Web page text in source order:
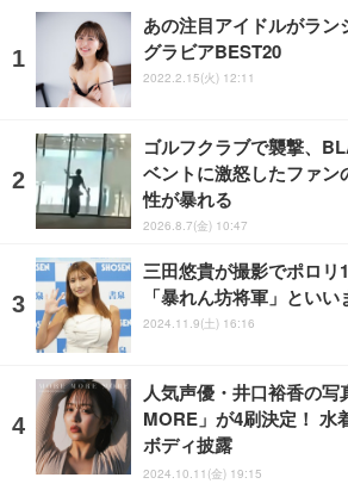
あの注目アイドルがラン
グラビアBEST20
2022.2.15(火) 12:11
ゴルフクラブで襲撃、
ベントに激怒したファ
性が暴れる
2026.8.7(金) 10:47
三田悠貴が撮影でポロリ
「暴れん坊将軍」とい
2024.11.9(土) 16:16
人気声優・井口裕香の
MORE」が4刷決定！ 水
ボディ披露
2024.10.11(金) 19:15